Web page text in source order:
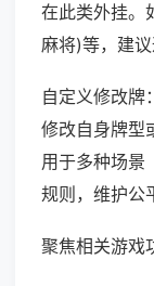
在此类外挂。
麻将)等，建议
自定义修改牌
修改自身牌型
用于多种场景
规则，维护公
聚焦相关游戏